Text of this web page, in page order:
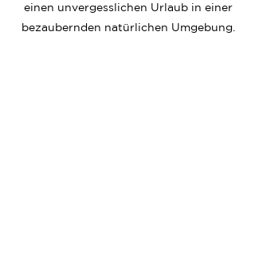
einen unvergesslichen Urlaub in einer
bezaubernden natürlichen Umgebung.